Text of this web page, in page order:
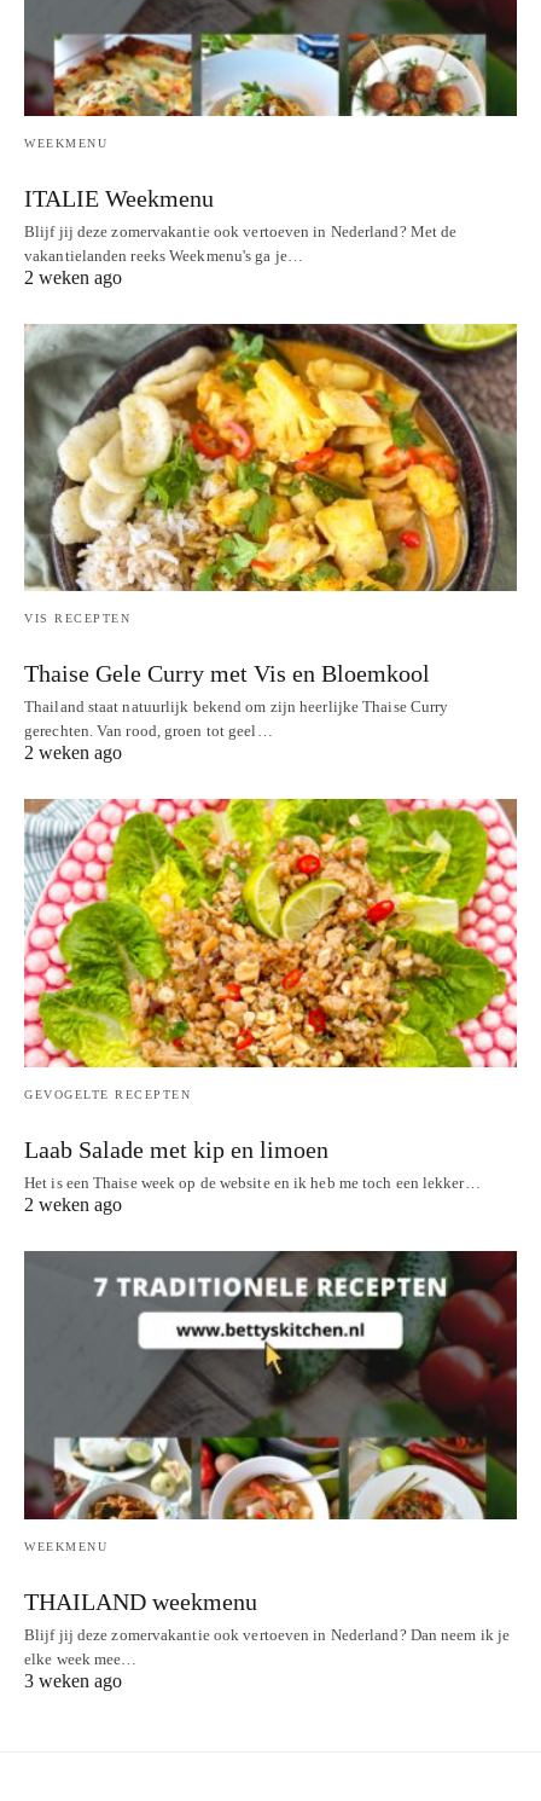
WEEKMENU
ITALIE Weekmenu
Blijf jij deze zomervakantie ook vertoeven in Nederland? Met de
vakantielanden reeks Weekmenu's ga je…
2 weken ago
VIS RECEPTEN
Thaise Gele Curry met Vis en Bloemkool
Thailand staat natuurlijk bekend om zijn heerlijke Thaise Curry
gerechten. Van rood, groen tot geel…
2 weken ago
GEVOGELTE RECEPTEN
Laab Salade met kip en limoen
Het is een Thaise week op de website en ik heb me toch een lekker…
2 weken ago
WEEKMENU
THAILAND weekmenu
Blijf jij deze zomervakantie ook vertoeven in Nederland? Dan neem ik je
elke week mee…
3 weken ago